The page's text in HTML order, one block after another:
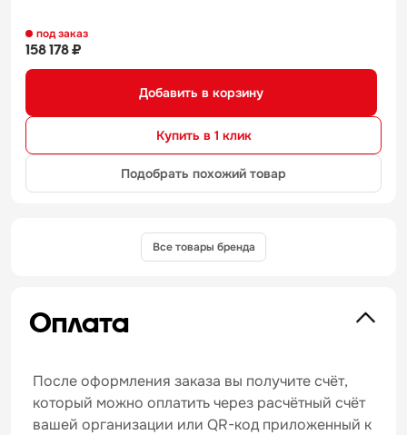
под заказ
158 178 ₽
Добавить в корзину
Купить в 1 клик
Подобрать похожий товар
Все товары бренда
Оплата
После оформления заказа вы получите счёт,
который можно оплатить через расчётный счёт
вашей организации или QR-код приложенный к